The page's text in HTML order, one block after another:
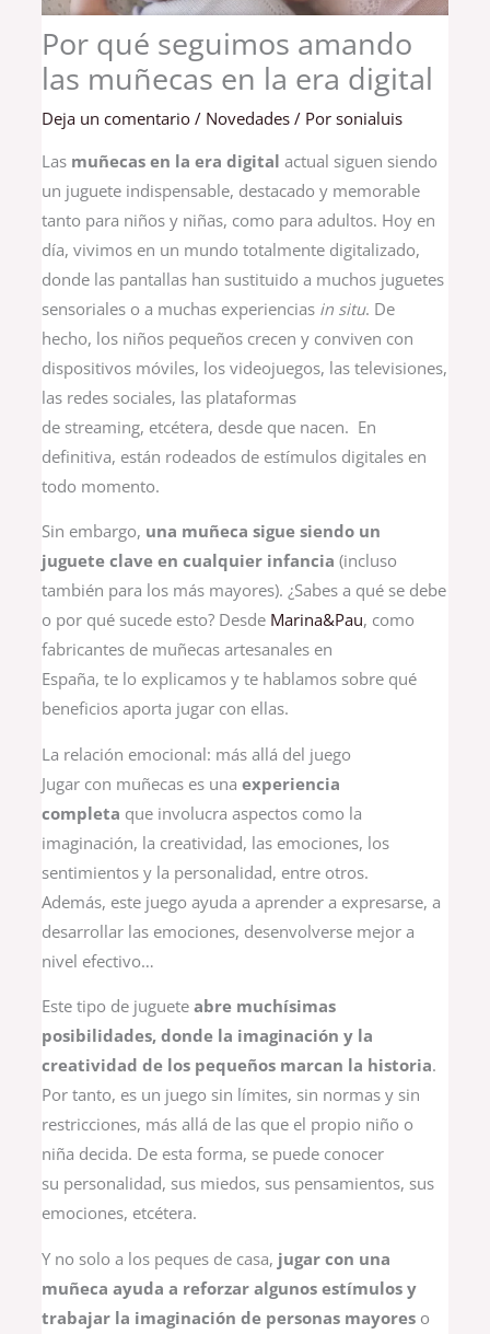
Por qué seguimos amando
las muñecas en la era digital
Deja un comentario / Novedades/ Por sonialuis
Las muñecas en la era digital actual siguen siendo
un juguete indispensable, destacado y memorable
tanto para niños y niñas, como para adultos. Hoy en
día, vivimos en un mundo totalmente digitalizado,
donde las pantallas han sustituido a muchos juguetes
sensoriales o a muchas experiencias in situ. De
hecho, los niños pequeños crecen y conviven con
dispositivos móviles, los videojuegos, las televisiones,
las redes sociales, las plataformas
de streaming, etcétera, desde que nacen. En
definitiva, están rodeados de estímulos digitales en
todo momento.
Sin embargo, una muñeca sigue siendo un
juguete clave en cualquier infancia (incluso
también para los más mayores). ¿Sabes a qué se debe
o por qué sucede esto? Desde Marina&Pau, como
fabricantes de muñecas artesanales en
España, te lo explicamos y te hablamos sobre qué
beneficios aporta jugar con ellas.
La relación emocional: más allá del juego
Jugar con muñecas es una experiencia
completa que involucra aspectos como la
imaginación, la creatividad, las emociones, los
sentimientos y la personalidad, entre otros.
Además, este juego ayuda a aprender a expresarse, a
desarrollar las emociones, desenvolverse mejor a
nivel efectivo…
Este tipo de juguete abre muchísimas
posibilidades, donde la imaginación y la
creatividad de los pequeños marcan la historia.
Por tanto, es un juego sin límites, sin normas y sin
restricciones, más allá de las que el propio niño o
niña decida. De esta forma, se puede conocer
su personalidad, sus miedos, sus pensamientos, sus
emociones, etcétera.
Y no solo a los peques de casa, jugar con una
muñeca ayuda a reforzar algunos estímulos y
trabajar la imaginación de personas mayores o